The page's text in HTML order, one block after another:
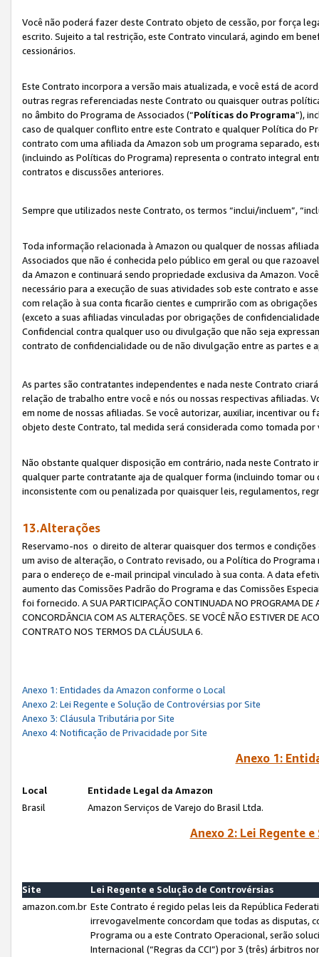
Você não poderá fazer deste Contrato objeto de cessão, por força
escrito. Sujeito a tal restrição, este Contrato vinculará, agindo em
cessionários.
Este Contrato incorpora a versão mais atualizada, e você está de
outras regras referenciadas neste Contrato ou quaisquer outras
no âmbito do Programa de Associados (“Políticas do Programa”),
caso de qualquer conflito entre este Contrato e qualquer Política do
contrato com uma afiliada da Amazon sob um programa separado,
(incluindo as Políticas do Programa) representa o contrato integral
contratos e discussões anteriores.
Sempre que utilizados neste Contrato, os termos “inclui/incluem”,
Toda informação relacionada à Amazon ou qualquer de nossas
Associados que não é conhecida pelo público em geral ou que
da Amazon e continuará sendo propriedade exclusiva da Amazon.
necessário para a execução de suas atividades sob este contrato e
com relação à sua conta ficarão cientes e cumprirão com as
(exceto a suas afiliadas vinculadas por obrigações de
Confidencial contra qualquer uso ou divulgação que não seja
contrato de confidencialidade ou de não divulgação entre as partes e
As partes são contratantes independentes e nada neste Contrato
relação de trabalho entre você e nós ou nossas respectivas afiliadas.
em nome de nossas afiliadas. Se você autorizar, auxiliar, incentivar
objeto deste Contrato, tal medida será considerada como tomada por
Não obstante qualquer disposição em contrário, nada neste
qualquer parte contratante aja de qualquer forma (incluindo tomar ou
inconsistente com ou penalizada por quaisquer leis, regulamentos,
13.Alterações
Reservamo-nos o direito de alterar quaisquer dos termos e
um aviso de alteração, o Contrato revisado, ou a Política do
para o endereço de e-mail principal vinculado à sua conta. A data
aumento das Comissões Padrão do Programa e das Comissões
foi fornecido. A SUA PARTICIPAÇÃO CONTINUADA NO PROGRAMA DE
CONCORDÂNCIA COM AS ALTERAÇÕES. SE VOCÊ NÃO ESTIVER DE
CONTRATO NOS TERMOS DA CLÁUSULA 6.
Anexo 1: Entidades da Amazon conforme o Local
Anexo 2: Lei Regente e Solução de Controvérsias por Site
Anexo 3: Cláusula Tributária por Site
Anexo 4: Notificação de Privacidade por Site
Anexo 1:
Local
Entidade Legal da Amazon
Brasil
Amazon Serviços de Varejo do Brasil Ltda.
Anexo 2: Lei Regente
Site
Lei Regente e Solução de Controvérsias
amazon.com.br Este Contrato é regido pelas leis da República
irrevogavelmente concordam que todas as disputas,
Programa ou a este Contrato Operacional, serão
Internacional (“Regras da CCI”) por 3 (três) árbitros